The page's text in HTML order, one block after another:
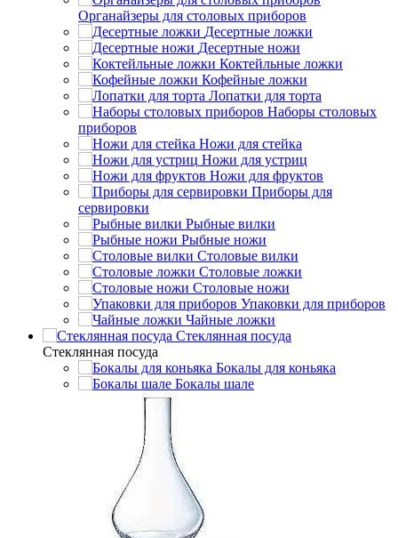
Органайзеры для столовых приборов
Десертные ложки
Десертные ножи
Коктейльные ложки
Кофейные ложки
Лопатки для торта
Наборы столовых
приборов
Ножи для стейка
Ножи для устриц
Ножи для фруктов
Приборы для
сервировки
Рыбные вилки
Рыбные ножи
Столовые вилки
Столовые ложки
Столовые ножи
Упаковки для приборов
Чайные ложки
Стеклянная посуда
Стеклянная посуда
Бокалы для коньяка
Бокалы шале